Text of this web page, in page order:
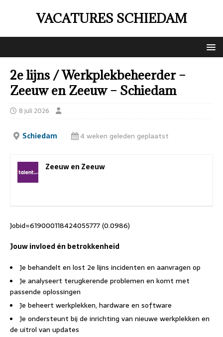
VACATURES SCHIEDAM
2e lijns / Werkplekbeheerder –
Zeeuw en Zeeuw – Schiedam
8 juli 2026
Schiedam 4 weken geleden geplaatst
Zeeuw en Zeeuw
Jobid=619000118424055777 (0.0986)
Jouw invloed én betrokkenheid
Je behandelt en lost 2e lijns incidenten en aanvragen op
Je analyseert terugkerende problemen en komt met
passende oplossingen
Je beheert werkplekken, hardware en software
Je ondersteunt bij de inrichting van nieuwe werkplekken en
de uitrol van updates